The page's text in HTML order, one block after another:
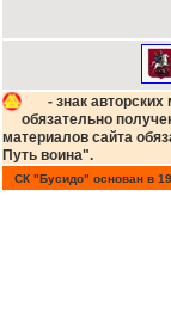
- знак авторских
обязательно
материалов сайта
Путь воина".
СК "Бусидо" основан в